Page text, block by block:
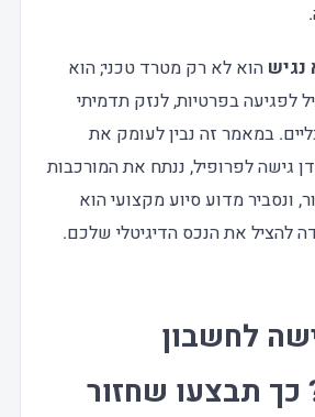
נגיש הוא לא רק מטרד טכני; הוא
לפגיעה בפרטיות, לנזק תדמיתי
במאמר זה נבין לעומק את
גישה לפרופיל, ננתח את המורכבות
ונסביר מדוע סיוע מקצועי הוא
להציל את הנכס הדיגיטלי שלכם.
לחשבון
כך תבצעו שחזור